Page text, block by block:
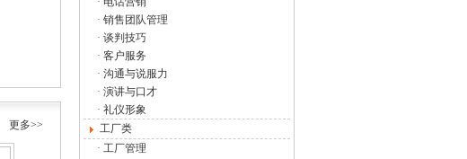
更多>>
· 销售团队管理
· 谈判技巧
· 客户服务
· 沟通与说服力
· 演讲与口才
· 礼仪形象
工厂类
· 工厂管理